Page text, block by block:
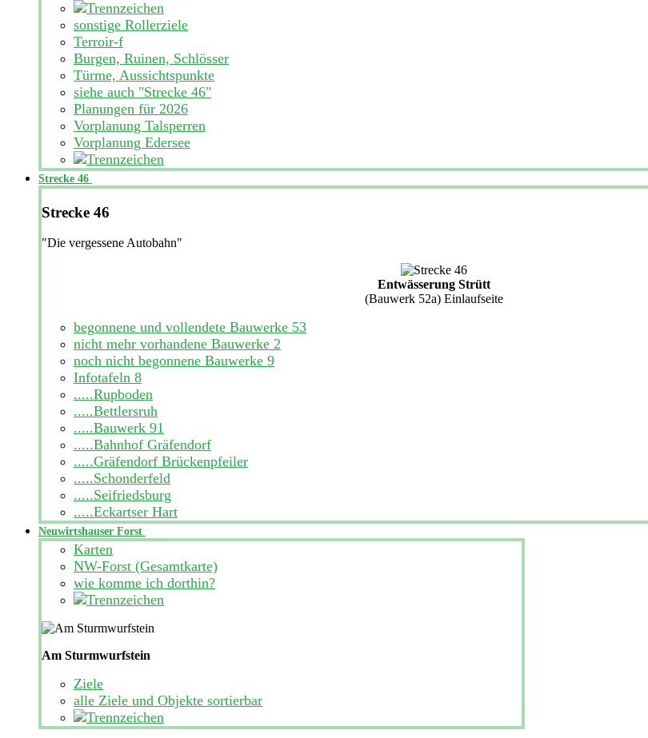
sonstige Rollerziele
Terroir-f
Burgen, Ruinen, Schlösser
Türme, Aussichtspunkte
siehe auch "Strecke 46"
Planungen für 2026
Vorplanung Talsperren
Vorplanung Edersee
Strecke 46
Strecke 46
"Die vergessene Autobahn"
Entwässerung Strütt
(Bauwerk 52a) Einlaufseite
begonnene und vollendete Bauwerke 53
nicht mehr vorhandene Bauwerke 2
noch nicht begonnene Bauwerke 9
Infotafeln 8
.....Rupboden
.....Bettlersruh
.....Bauwerk 91
.....Bahnhof Gräfendorf
.....Gräfendorf Brückenpfeiler
.....Schonderfeld
.....Seifriedsburg
.....Eckartser Hart
Neuwirtshauser Forst
Karten
NW-Forst (Gesamtkarte)
wie komme ich dorthin?
Am Sturmwurfstein
Ziele
alle Ziele und Objekte sortierbar